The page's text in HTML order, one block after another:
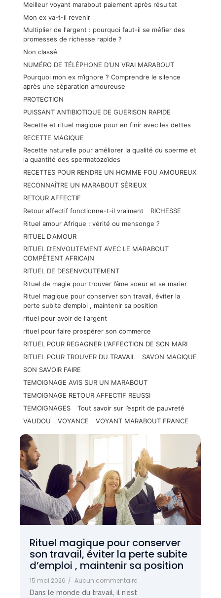
Meilleur voyant marabout paiement après résultat
Mon ex va-t-il revenir
Multiplier de l'argent : pourquoi faut-il se méfier des
promesses de richesse rapide ?
Non classé
NUMÉRO DE TÉLÉPHONE D’UN VRAI MARABOUT
Pourquoi mon ex m’ignore ? Comprendre le silence
après une séparation amoureuse
PROTECTION
PUISSANT ANTIBIOTIQUE DE GUERISON RAPIDE
Recette et rituel magique pour en finir avec les dettes
RECETTE MAGIQUE
Recette naturelle pour améliorer la qualité du sperme et
la quantité des spermatozoïdes
RECETTES POUR RENDRE UN HOMME FOU AMOUREUX
RECONNAÎTRE UN MARABOUT SÉRIEUX
RETOUR AFFECTIF
Retour affectif fonctionne-t-il vraiment
RICHESSE
Rituel amour Afrique : vérité ou mensonge ?
RITUEL D'AMOUR
RITUEL D’ENVOUTEMENT AVEC LE MARABOUT
COMPÉTENT AFRICAIN
RITUEL DE DESENVOUTEMENT
Rituel de magie pour trouver l’âme soeur et se marier
Rituel magique pour conserver son travail, éviter la
perte subite d’emploi , maintenir sa position
rituel pour avoir de l'argent
rituel pour faire prospérer son commerce
RITUEL POUR REGAGNER L'AFFECTION DE SON MARI
RITUEL POUR TROUVER DU TRAVAIL
SAVON MAGIQUE
SON SAVOIR FAIRE
TEMOIGNAGE AVIS SUR UN MARABOUT
TEMOIGNAGE RETOUR AFFECTIF REUSSI
TEMOIGNAGES
Tout savoir sur l’esprit de pauvreté
VAUDOU
VOYANCE VOYANT MARABOUT FRANCE
Rituel magique pour conserver
son travail, éviter la perte subite
d’emploi , maintenir sa position
15 mai 2026 / Aucun commentaire
Dans le monde du travail, il n’est